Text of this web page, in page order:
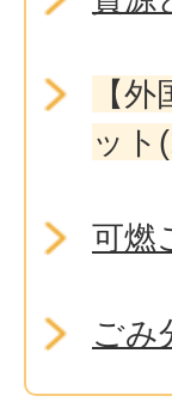
【
ット
可燃
ごみ